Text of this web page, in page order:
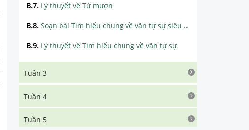
B.7. Lý thuyết về Từ mượn
B.8. Soạn bài Tìm hiểu chung về văn tự sự siêu ngắn
B.9. Lý thuyết về Tìm hiểu chung về văn tự sự
Tuần 3
Tuần 4
Tuần 5